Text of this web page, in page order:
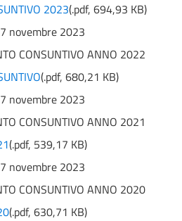
2023(.pdf, 694,93 KB)
novembre 2023
CONSUNTIVO ANNO 2022
(.pdf, 680,21 KB)
novembre 2023
CONSUNTIVO ANNO 2021
(.pdf, 539,17 KB)
novembre 2023
CONSUNTIVO ANNO 2020
(.pdf, 630,71 KB)